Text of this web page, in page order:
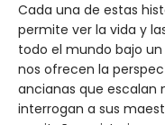
Cada una de estas
permite ver la vida y
todo el mundo bajo un
nos ofrecen la
ancianas que escalan
interrogan a sus